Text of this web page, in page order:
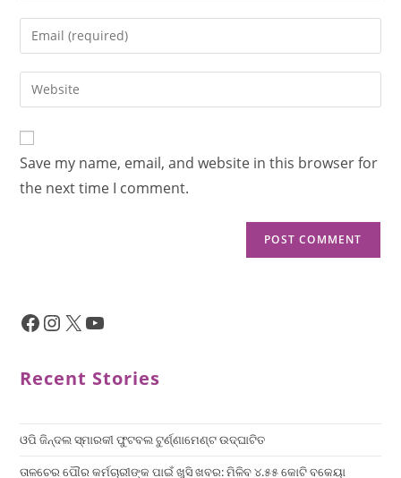
Save my name, email, and website in this browser for
the next time I comment.
Recent Stories
ଓପି ଜିନ୍ଦଲ ସ୍ମାରକୀ ଫୁଟବଲ ଟୁର୍ଣ୍ଣାମେଣ୍ଟ ଉଦ୍ଘାଟିତ
ତାଳଚେର ପୌର କର୍ମଚାରୀଙ୍କ ପାଇଁ ଖୁସି ଖବର: ମିଳିବ ୪.୫୫ କୋଟି ବକେୟା